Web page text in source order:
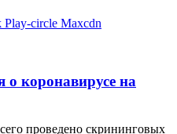
Play-circle Maxcdn
коронавирусе на
проведено скрининговых